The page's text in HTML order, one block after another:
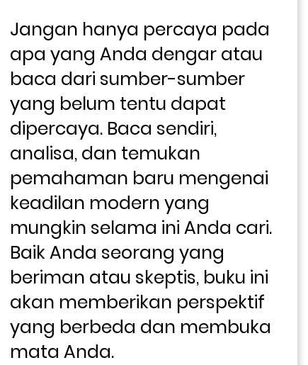
Jangan hanya percaya pada
apa yang Anda dengar atau
baca dari sumber-sumber
yang belum tentu dapat
dipercaya. Baca sendiri,
analisa, dan temukan
pemahaman baru mengenai
keadilan modern yang
mungkin selama ini Anda cari.
Baik Anda seorang yang
beriman atau skeptis, buku ini
akan memberikan perspektif
yang berbeda dan membuka
mata Anda.